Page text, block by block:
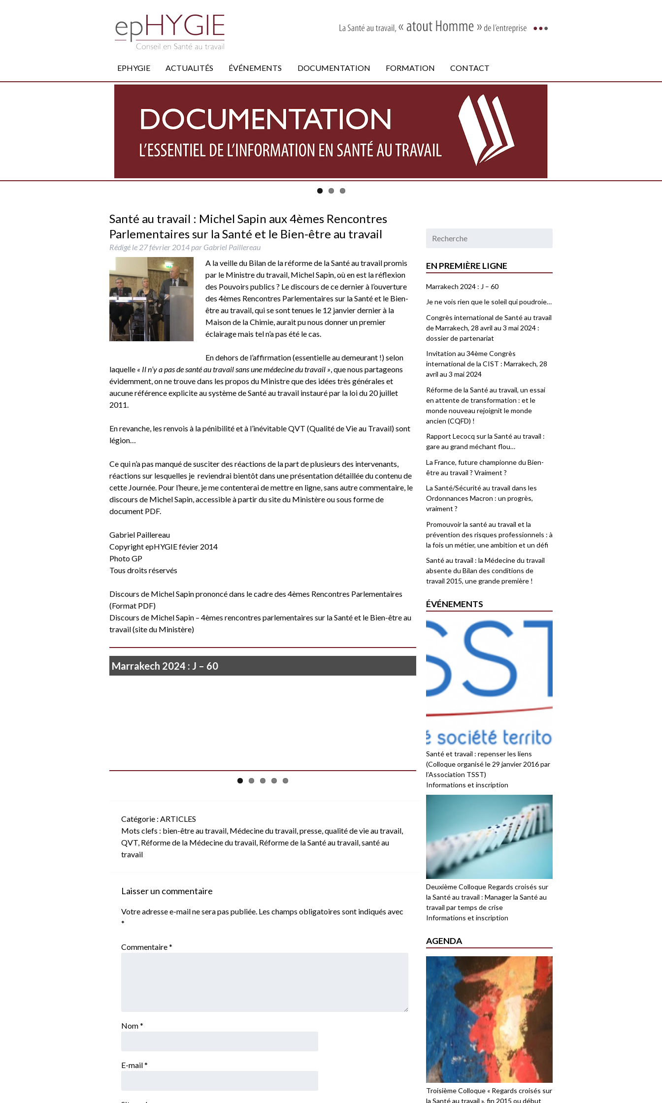
EPHYGIE ACTUALITÉS ÉVÉNEMENTS DOCUMENTATION FORMATION CONTACT
Santé au travail : Michel Sapin aux 4èmes Rencontres
Parlementaires sur la Santé et le Bien-être au travail
Rédigé le 27 février 2014 par Gabriel Paillereau
A la veille du Bilan de la réforme de la Santé au travail promis
par le Ministre du travail, Michel Sapin, où en est la réflexion
des Pouvoirs publics ? Le discours de ce dernier à l’ouverture
des 4èmes Rencontres Parlementaires sur la Santé et le Bien-
être au travail, qui se sont tenues le 12 janvier dernier à la
Maison de la Chimie, aurait pu nous donner un premier
éclairage mais tel n’a pas été le cas.
En dehors de l’affirmation (essentielle au demeurant !) selon
laquelle « Il n’y a pas de santé au travail sans une médecine du travail », que nous partageons
évidemment, on ne trouve dans les propos du Ministre que des idées très générales et
aucune référence explicite au système de Santé au travail instauré par la loi du 20 juillet
2011.
En revanche, les renvois à la pénibilité et à l’inévitable QVT (Qualité de Vie au Travail) sont
légion…
Ce qui n’a pas manqué de susciter des réactions de la part de plusieurs des intervenants,
réactions sur lesquelles je reviendrai bientôt dans une présentation détaillée du contenu de
cette Journée. Pour l’heure, je me contenterai de mettre en ligne, sans autre commentaire, le
discours de Michel Sapin, accessible à partir du site du Ministère ou sous forme de
document PDF.
Gabriel Paillereau
Copyright epHYGIE févier 2014
Photo GP
Tous droits réservés
Discours de Michel Sapin prononcé dans le cadre des 4èmes Rencontres Parlementaires
(Format PDF)
Discours de Michel Sapin – 4èmes rencontres parlementaires sur la Santé et le Bien-être au
travail(site du Ministère)
Marrakech 2024 : J – 60
Catégorie : ARTICLES
Mots clefs : bien-être au travail, Médecine du travail,presse,qualité de vie au travail,
QVT, Réforme de la Médecine du travail, Réforme de la Santé au travail,santé au
travail
Laisser un commentaire
Votre adresse e-mail ne sera pas publiée. Les champs obligatoires sont indiqués avec
*
Commentaire*
Nom*
E-mail*
EN PREMIÈRE LIGNE
Marrakech 2024 : J – 60
Je ne vois rien que le soleil qui poudroie…
Congrès international de Santé au travail
de Marrakech, 28 avril au 3 mai 2024 :
dossier de partenariat
Invitation au 34ème Congrès
international de la CIST : Marrakech, 28
avril au 3 mai 2024
Réforme de la Santé au travail, un essai
en attente de transformation : et le
monde nouveau rejoignit le monde
ancien (CQFD) !
Rapport Lecocq sur la Santé au travail :
gare au grand méchant flou…
La France, future championne du Bien-
être au travail ? Vraiment ?
La Santé/Sécurité au travail dans les
Ordonnances Macron : un progrès,
vraiment ?
Promouvoir la santé au travail et la
prévention des risques professionnels : à
la fois un métier, une ambition et un défi
Santé au travail : la Médecine du travail
absente du Bilan des conditions de
travail 2015, une grande première !
ÉVÉNEMENTS
Santé et travail : repenser les liens
(Colloque organisé le 29 janvier 2016 par
l’Association TSST)
Informations et inscription
Deuxième Colloque Regards croisés sur
la Santé au travail : Manager la Santé au
travail par temps de crise
Informations et inscription
AGENDA
Troisième Colloque « Regards croisés sur
la Santé au travail », fin 2015 ou début